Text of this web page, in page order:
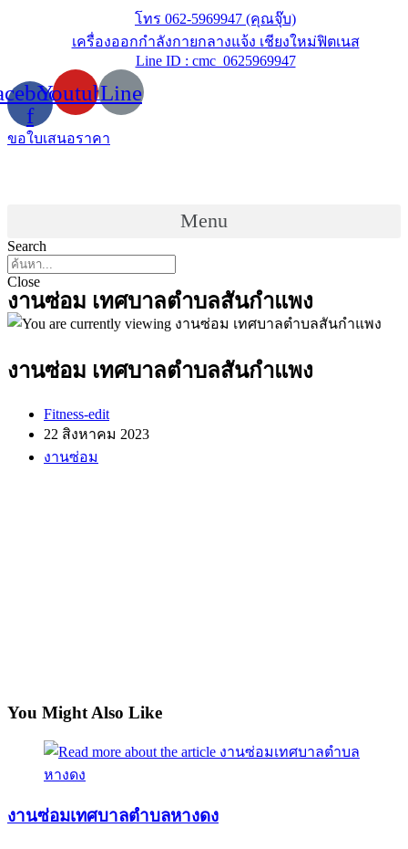
โทร 062-5969947 (คุณจุ๊บ)
เครื่องออกกำลังกายกลางแจ้ง เชียงใหม่ฟิตเนส
Line ID : cmc_0625969947
f
YoutubeLine
ขอใบเสนอราคา
Menu
Search
Close
งานซ่อม เทศบาลตำบลสันกำแพง
งานซ่อม เทศบาลตำบลสันกำแพง
Post
author:
Fitness-edit
Post
22 สิงหาคม 2023
Post
category:
งานซ่อม
You Might Also Like
งานซ่อมเทศบาลตำบลหางดง